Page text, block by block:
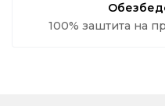
100% заштита на